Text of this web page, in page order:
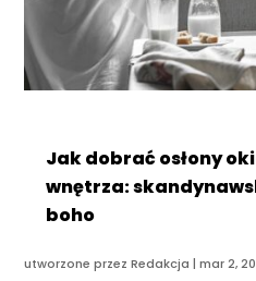
Jak dobrać osłony
wnętrza:
boho
utworzone przezRedakcja |mar 2,